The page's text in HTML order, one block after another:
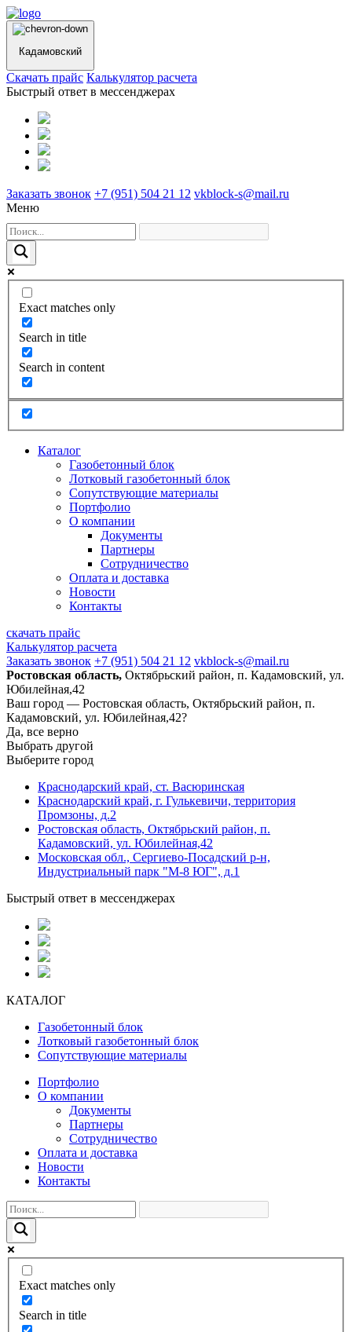
Кадамовский
Cкачать прайс Калькулятор расчета
Быстрый ответ в мессенджерах
Заказать звонок +7 (951) 504 21 12 vkblock-s@mail.ru
Меню
Exact matches only
Search in title
Search in content
Каталог
Газобетонный блок
Лотковый газобетонный блок
Сопутствующие материалы
Портфолио
О компании
Документы
Партнеры
Сотрудничество
Оплата и доставка
Новости
Контакты
скачать прайс
Калькулятор расчета
Заказать звонок +7 (951) 504 21 12 vkblock-s@mail.ru
Ростовская область, Октябрьский район, п. Кадамовский, ул.
Юбилейная,42
Ваш город — Ростовская область, Октябрьский район, п.
Кадамовский, ул. Юбилейная,42?
Да, все верно
Выбрать другой
Выберите город
Краснодарский край, ст. Васюринская
Краснодарский край, г. Гулькевичи, территория
Промзоны, д.2
Ростовская область, Октябрьский район, п.
Кадамовский, ул. Юбилейная,42
Московская обл., Сергиево-Посадский р-н,
Индустриальный парк "М-8 ЮГ", д.1
Быстрый ответ в мессенджерах
КАТАЛОГ
Газобетонный блок
Лотковый газобетонный блок
Сопутствующие материалы
Портфолио
О компании
Документы
Партнеры
Сотрудничество
Оплата и доставка
Новости
Контакты
Exact matches only
Search in title